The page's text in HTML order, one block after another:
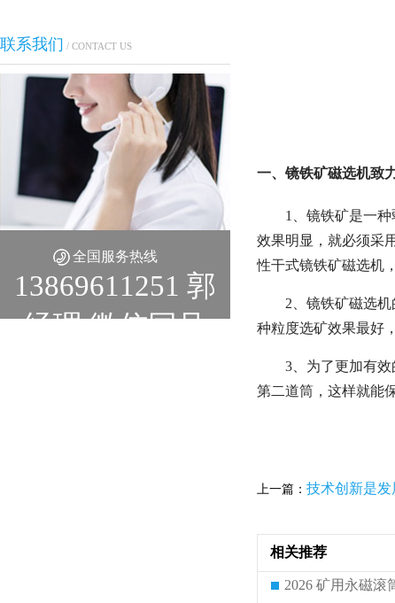
联系我们 / CONTACT US
全国服务热线
13869611251 郭
经理 微信同号
一、镜铁矿磁选机致
1、镜铁矿是一
效果明显，就必须采
性干式镜铁矿磁选机
2、镜铁矿磁选
种粒度选矿效果最好
3、为了更加有
第二道筒，这样就能
上一篇： 技术创新是
相关推荐